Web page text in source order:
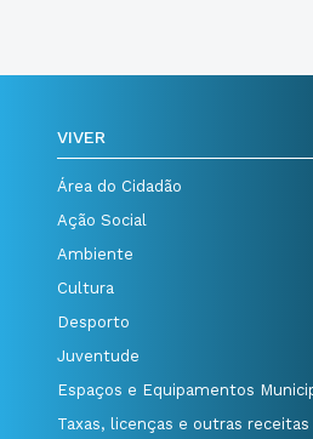
VIVER
Área do Cidadão
Ação Social
Ambiente
Cultura
Desporto
Juventude
Espaços e Equipamentos
Taxas, licenças e outras receitas